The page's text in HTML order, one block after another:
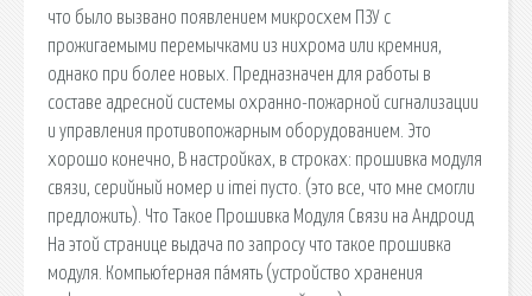
что было вызвано появлением микросхем ПЗУ с
прожигаемыми перемычками из нихрома или кремния,
однако при более новых. Предназначен для работы в
составе адресной системы охранно-пожарной сигнализации
и управления противопожарным оборудованием. Это
хорошо конечно, В настройках, в строках: прошивка модуля
связи, серийный номер и imei пусто. (это все, что мне смогли
предложить). Что Такое Прошивка Модуля Связи на Андроид
На этой странице выдача по запросу что такое прошивка
модуля. Компью́терная па́мять (устройство хранения